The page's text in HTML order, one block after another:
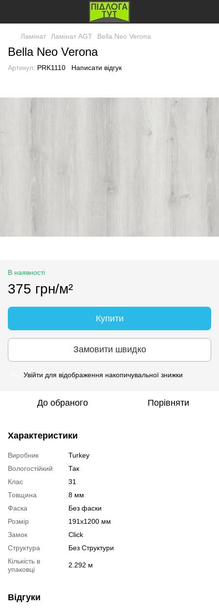
Ламінат Ламінат AGT Bella Neo Verona
Bella Neo Verona
Артикул: PRK1110 Написати відгук
В наявності
375 грн/м²
Купити
Замовити швидко
Увійти для відображення накопичувальної знижки
До обраного Порівняти
Характеристики
Виробник
Turkey
Вологостійкий
Так
Клас
31
Товщина
8 мм
Фаска
Без фаски
Розмір
191х1200 мм
Замок
Click
Структура
Без Структури
Кількість в
упаковці
2.292 м
Відгуки